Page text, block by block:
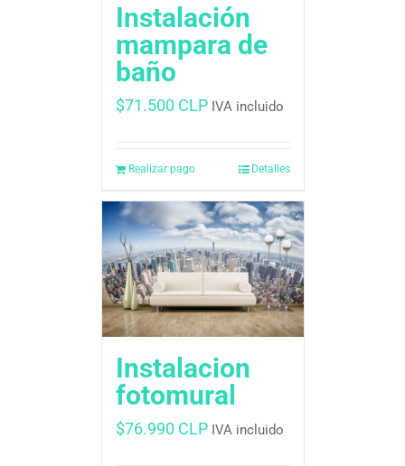
Instalación
mampara de
baño
$71.500 CLP IVA incluido
Realizar pago Detalles
Instalacion
fotomural
$76.990 CLP IVA incluido